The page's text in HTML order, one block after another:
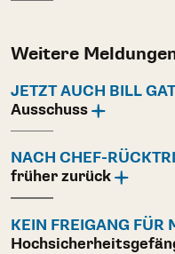
Weitere
JETZT AUCH BILL
Ausschuss
NACH CHEF-
früher zurück
KEIN FREIGANG FÜR